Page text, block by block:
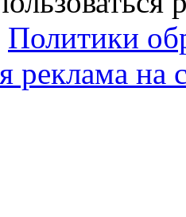
Политики
реклама на